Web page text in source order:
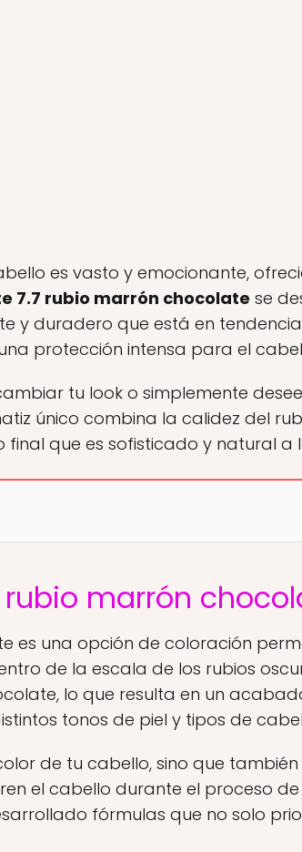
es vasto y emocionante,
7.7 rubio marrón chocolate se
y duradero que está en
protección intensa para el
tu look o simplemente
único combina la calidez del
que es sofisticado y natural a
rubio marrón
es una opción de coloración
de la escala de los rubios
lo que resulta en un
tonos de piel y tipos de
de tu cabello, sino que
el cabello durante el proceso
fórmulas que no solo